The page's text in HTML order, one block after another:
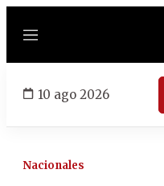
Menú
10 ago 2026
Nacionales